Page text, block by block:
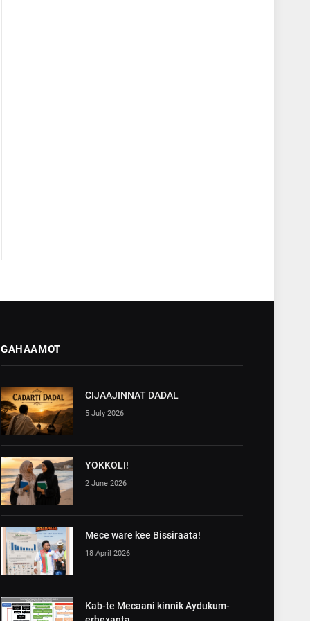
GAHAAMOT
CIJAAJINNAT DADAL
5 July 2026
YOKKOLI!
2 June 2026
Mece ware kee Bissiraata!
18 April 2026
Kab-te Mecaani kinnik Aydukum-